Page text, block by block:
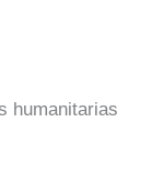
humanitarias